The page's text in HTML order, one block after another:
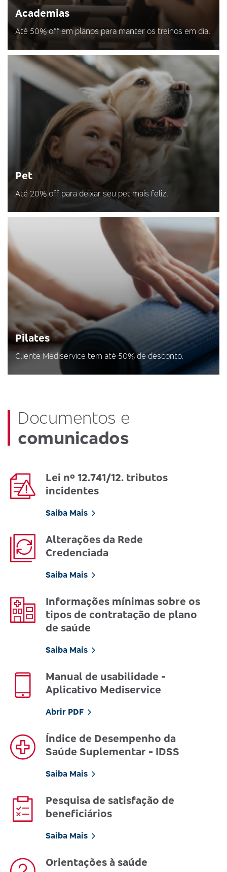
Academias
Até 50% off em planos para manter os treinos em dia.
Pet
Até 20% off para deixar seu pet mais feliz.
Pilates
Cliente Mediservice tem até 50% de desconto.
Documentos e
comunicados
Lei nº 12.741/12. tributos
incidentes
Saiba Mais
Alterações da Rede
Credenciada
Saiba Mais
Informações mínimas sobre os
tipos de contratação de plano
de saúde
Saiba Mais
Manual de usabilidade -
Aplicativo Mediservice
Abrir PDF
Índice de Desempenho da
Saúde Suplementar - IDSS
Saiba Mais
Pesquisa de satisfação de
beneficiários
Saiba Mais
Orientações à saúde